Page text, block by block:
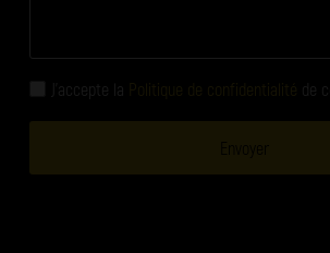
J'accepte la de